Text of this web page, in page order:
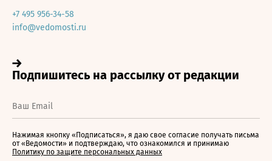
+7 495 956-34-58
info@vedomosti.ru
Нажимая кнопку «Подписаться», я даю свое согласие получать письма
от «Ведомости» и подтверждаю, что ознакомился и принимаю
Политику по защите персональных данных